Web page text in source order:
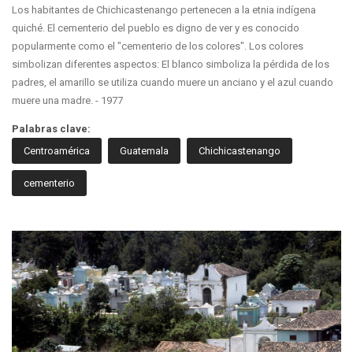
Los habitantes de Chichicastenango pertenecen a la etnia indígena
quiché. El cementerio del pueblo es digno de ver y es conocido
popularmente como el "cementerio de los colores". Los colores
simbolizan diferentes aspectos: El blanco simboliza la pérdida de los
padres, el amarillo se utiliza cuando muere un anciano y el azul cuando
muere una madre. - 1977
Palabras clave:
Centroamérica
Guatemala Chichicastenango
cementerio